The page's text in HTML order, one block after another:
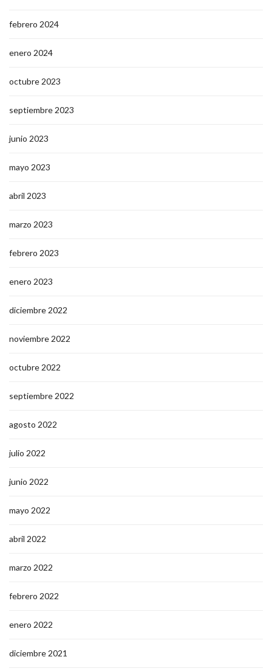
febrero 2024
enero 2024
octubre 2023
septiembre 2023
junio 2023
mayo 2023
abril 2023
marzo 2023
febrero 2023
enero 2023
diciembre 2022
noviembre 2022
octubre 2022
septiembre 2022
agosto 2022
julio 2022
junio 2022
mayo 2022
abril 2022
marzo 2022
febrero 2022
enero 2022
diciembre 2021